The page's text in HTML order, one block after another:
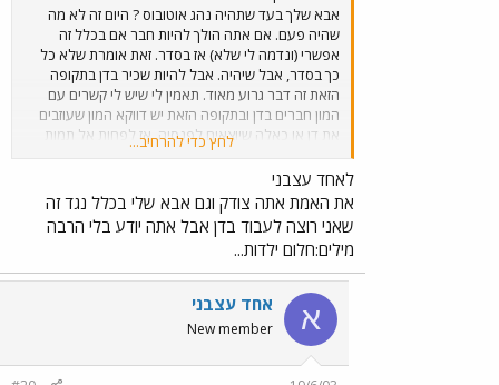
אבא שלך בעד שתהיה נהג אוטובוס ? היום זה לא מה
שהיה פעם. אם אתה הולך להיות חבר אם בכלל זה
אפשרי (ונדמה לי שלא) אז בסדר. זאת אומרת שלא כל
כך בסדר, אבל שיהיה. אבל להיות שכיר בדן בתקופה
הזאת זה דבר גרוע מאוד. תאמין לי שיש לי קשרים עם
המון חברים בדן ובתקופה הזאת יש דווקא המון שעוזבים
את דן או כאלה שיוצאים לפנסיה. אז לפחות אל תמות
להתחיל ללמוד נהיגה. תשקול טוב טוב את צעדיך
ותתייעץ במבינים. ושלא ישמע כאילו שאני נגד דן. אני
בכלל לא נגד דן. למרות שאני לא יודע מי אתה אני פשוט
בעדך. וזאת כי המצב היום בדן מבחינת שכירים הוא על
הפנים ועם ההפרטה גם יפטרו הרבה נהגים שכירים. אין
מה לעשות ידידי. זה המצב והעובדות בשטח. מה
שתחליט-שיהיה לך בהצלחה.
לחץ כדי להרחיב...
לאחד עצבני
את האמת אתה צודק וגם אבא שלי בכלל נגד זה
שאני רוצה לעבוד בדן אבל אתה יודע בלי הרבה
מילים:חלום ילדות...
א אחד עצבני
New member